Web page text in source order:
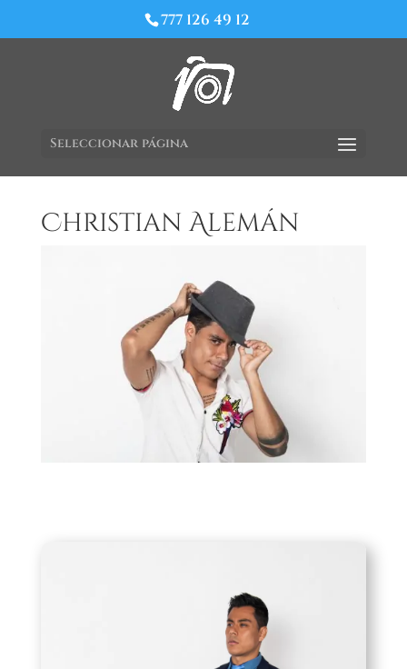
777 126 49 12
Seleccionar página
Christian Alemán